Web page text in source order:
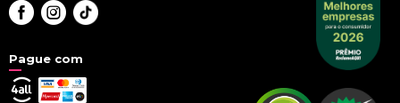
Pague com